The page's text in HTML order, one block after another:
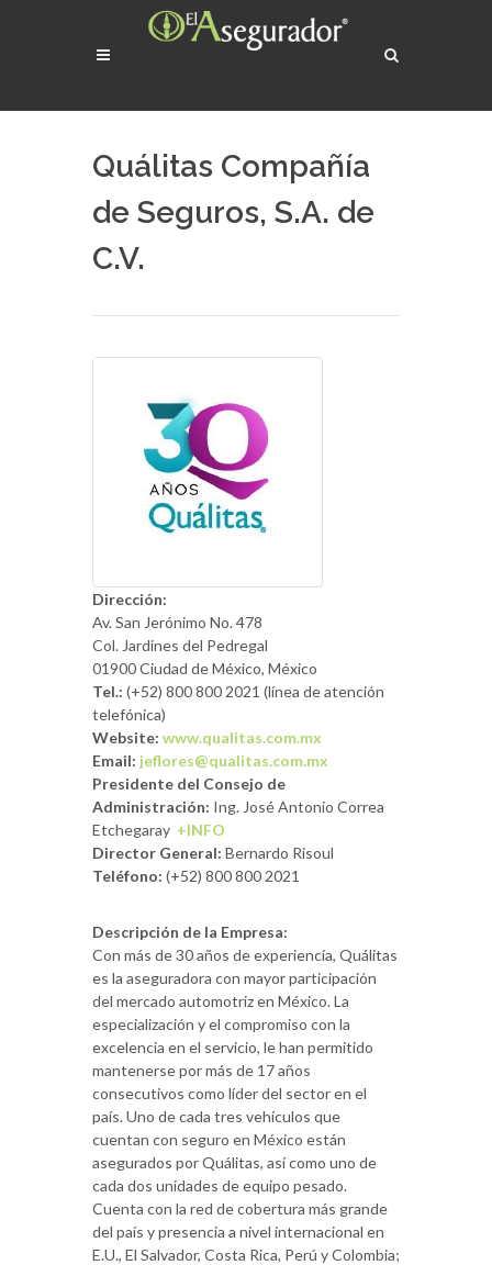
Quálitas Compañía
de Seguros, S.A. de
C.V.
Dirección:
Av. San Jerónimo No. 478
Col. Jardines del Pedregal
01900 Ciudad de México, México
Tel.: (+52) 800 800 2021 (línea de atención
telefónica)
Website: www.qualitas.com.mx
Email: jeflores@qualitas.com.mx
Presidente del Consejo de
Administración: Ing. José Antonio Correa
Etchegaray +INFO
Director General: Bernardo Risoul
Teléfono: (+52) 800 800 2021
Descripción de la Empresa:
Con más de 30 años de experiencia, Quálitas
es la aseguradora con mayor participación
del mercado automotriz en México. La
especialización y el compromiso con la
excelencia en el servicio, le han permitido
mantenerse por más de 17 años
consecutivos como líder del sector en el
país. Uno de cada tres vehículos que
cuentan con seguro en México están
asegurados por Quálitas, así como uno de
cada dos unidades de equipo pesado.
Cuenta con la red de cobertura más grande
del país y presencia a nivel internacional en
E.U., El Salvador, Costa Rica, Perú y Colombia;